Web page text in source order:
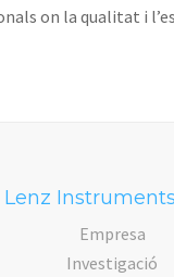
on la qualitat i
Lenz Instruments
Empresa
Investigació